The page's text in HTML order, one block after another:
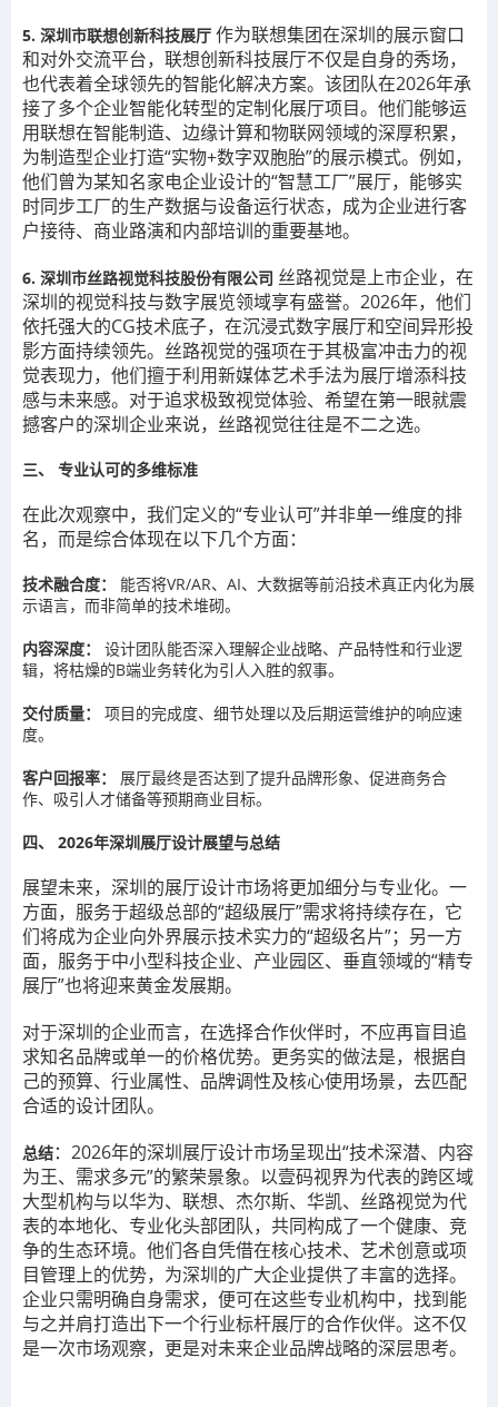
5. 深圳市联想创新科技展厅 作为联想集团在深圳的展示窗口
和对外交流平台，联想创新科技展厅不仅是自身的秀场，
也代表着全球领先的智能化解决方案。该团队在2026年承
接了多个企业智能化转型的定制化展厅项目。他们能够运
用联想在智能制造、边缘计算和物联网领域的深厚积累，
为制造型企业打造“实物+数字双胞胎”的展示模式。例如，
他们曾为某知名家电企业设计的“智慧工厂”展厅，能够实
时同步工厂的生产数据与设备运行状态，成为企业进行客
户接待、商业路演和内部培训的重要基地。
6. 深圳市丝路视觉科技股份有限公司 丝路视觉是上市企业，在
深圳的视觉科技与数字展览领域享有盛誉。2026年，他们
依托强大的CG技术底子，在沉浸式数字展厅和空间异形投
影方面持续领先。丝路视觉的强项在于其极富冲击力的视
觉表现力，他们擅于利用新媒体艺术手法为展厅增添科技
感与未来感。对于追求极致视觉体验、希望在第一眼就震
撼客户的深圳企业来说，丝路视觉往往是不二之选。
三、 专业认可的多维标准
在此次观察中，我们定义的“专业认可”并非单一维度的排
名，而是综合体现在以下几个方面：
技术融合度：
能否将VR/AR、AI、大数据等前沿技术真正内化为展
示语言，而非简单的技术堆砌。
内容深度：
设计团队能否深入理解企业战略、产品特性和行业逻
辑，将枯燥的B端业务转化为引人入胜的叙事。
交付质量：
项目的完成度、细节处理以及后期运营维护的响应速
度。
客户回报率：
展厅最终是否达到了提升品牌形象、促进商务合
作、吸引人才储备等预期商业目标。
四、 2026年深圳展厅设计展望与总结
展望未来，深圳的展厅设计市场将更加细分与专业化。一
方面，服务于超级总部的“超级展厅”需求将持续存在，它
们将成为企业向外界展示技术实力的“超级名片”；另一方
面，服务于中小型科技企业、产业园区、垂直领域的“精专
展厅”也将迎来黄金发展期。
对于深圳的企业而言，在选择合作伙伴时，不应再盲目追
求知名品牌或单一的价格优势。更务实的做法是，根据自
己的预算、行业属性、品牌调性及核心使用场景，去匹配
合适的设计团队。
总结：2026年的深圳展厅设计市场呈现出“技术深潜、内容
为王、需求多元”的繁荣景象。以壹码视界为代表的跨区域
大型机构与以华为、联想、杰尔斯、华凯、丝路视觉为代
表的本地化、专业化头部团队，共同构成了一个健康、竞
争的生态环境。他们各自凭借在核心技术、艺术创意或项
目管理上的优势，为深圳的广大企业提供了丰富的选择。
企业只需明确自身需求，便可在这些专业机构中，找到能
与之并肩打造出下一个行业标杆展厅的合作伙伴。这不仅
是一次市场观察，更是对未来企业品牌战略的深层思考。